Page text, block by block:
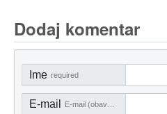
Dodaj komentar
Ime required
E-mail